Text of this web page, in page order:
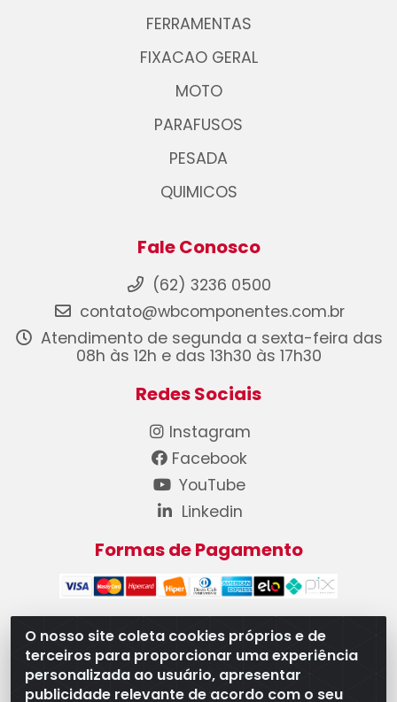
O nosso site coleta cookies próprios e de
terceiros para proporcionar uma experiência
personalizada ao usuário, apresentar
publicidade relevante de acordo com o seu
FERRAMENTAS
FIXACAO GERAL
MOTO
PARAFUSOS
PESADA
QUIMICOS
Fale Conosco
(62) 3236 0500
contato@wbcomponentes.com.br
Atendimento de segunda a sexta-feira das
08h às 12h e das 13h30 às 17h30
Redes Sociais
Instagram
Facebook
YouTube
Linkedin
Formas de Pagamento
WB Componentes Automotivos LTDA - CNPJ
08.528.393/0001-12 - Rua do Níquel, 667 - Parque
Oeste Industrial, Goiânia/GO - CEP 74375-660